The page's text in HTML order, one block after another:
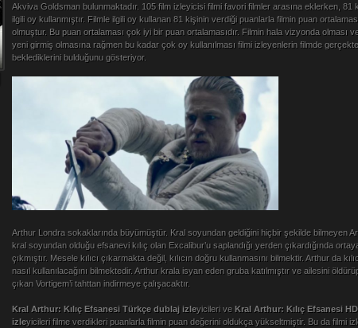
Akviva Goldsman bulunmaktadır. 105 film izleyicisi filmi favori filmler arasına eklerken, 81
ilgili oy kullanmıştır. Filmle ilgili oy kullanan 81 kişinin verdiği puanlarla filmin puan
olmuştur. Bu puan ortalaması çok iyi bir puan ortalamasıdır. Filmin hala vizyonda olması
yeni girmiş olmasına rağmen bu kadar çok oy kullanılması filmi izleyenlerin filmde
beklediklerini bulduğunu gösteriyor.
Arthur Londra sokaklarında büyümüştür. Kral soyundan geldiğini hiçbir şekilde bilmeyen
kral soyundan olduğu efsanevi kılıç olan Excalibur’u saplandığı yerden çıkardığında
çıkmıştır. Mesele kılıcı çıkarmakta değil, kılıcın doğru kullanmasını bilmektir. Arthur da
nasıl kullanılacağını bilmektedir. Arthur krala isyan eden gruba katılmıştır ve ailesini
çıkan Vortigem’i tahttan indirmeye çalışacaktır.
Kral Arthur: Kılıç Efsanesi Türkçe dublaj izleyicileri ve Kral Arthur: Kılıç Efsanesi HD
izleyicileri filme verdikleri puanlarla filmin puan değerini oldukça yükseltmiştir. Bu da filmi